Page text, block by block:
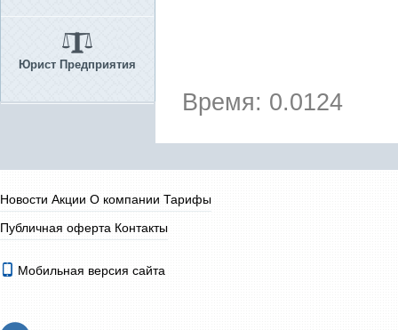
Юрист Предприятия
Время: 0.0124
Новости Акции О компании Тарифы
Публичная оферта Контакты
Мобильная версия сайта